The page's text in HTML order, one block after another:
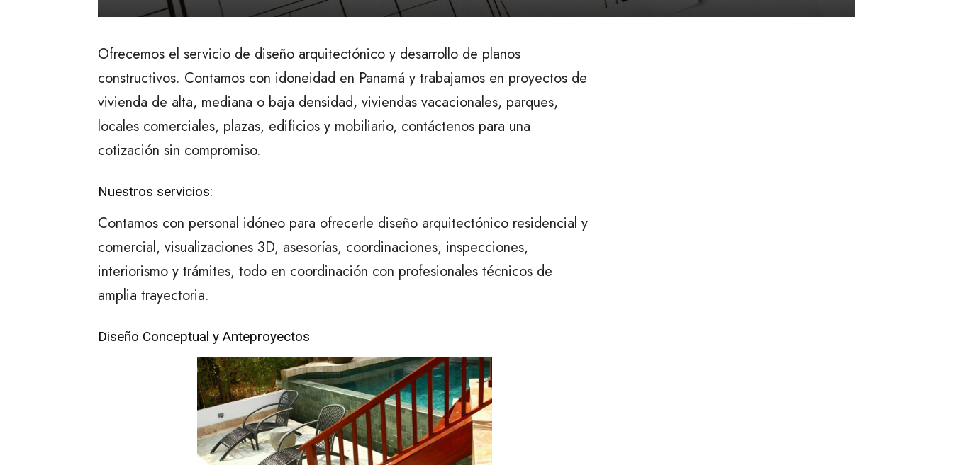
Ofrecemos el servicio de diseño arquitectónico y desarrollo de planos
constructivos. Contamos con idoneidad en Panamá y trabajamos en proyectos de
vivienda de alta, mediana o baja densidad, viviendas vacacionales, parques,
locales comerciales, plazas, edificios y mobiliario, contáctenos para una
cotización sin compromiso.
Nuestros servicios:
Contamos con personal idóneo para ofrecerle diseño arquitectónico residencial y
comercial, visualizaciones 3D, asesorías, coordinaciones, inspecciones,
interiorismo y trámites, todo en coordinación con profesionales técnicos de
amplia trayectoria.
Diseño Conceptual y Anteproyectos